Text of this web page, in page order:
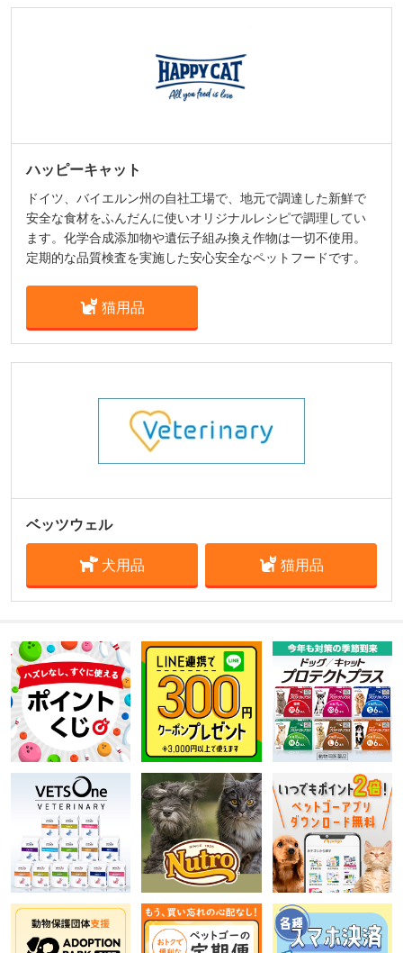
ハッピーキャット
ドイツ、バイエルン州の自社工場で、地元で調達した新鮮で
安全な食材をふんだんに使いオリジナルレシピで調理してい
ます。化学合成添加物や遺伝子組み換え作物は一切不使用。
定期的な品質検査を実施した安心安全なペットフードです。
猫用品
ベッツウェル
犬用品 猫用品